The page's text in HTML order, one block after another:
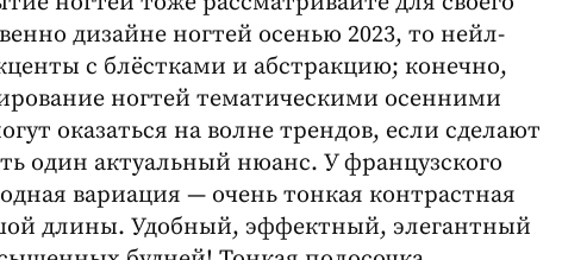
дизайне ногтей осенью 2023, то нейл-
с блёстками и абстракцию; конечно,
ногтей тематическими осенними
оказаться на волне трендов, если сделают
один актуальный нюанс. У французского
вариация — очень тонкая контрастная
длины. Удобный, эффектный, элегантный